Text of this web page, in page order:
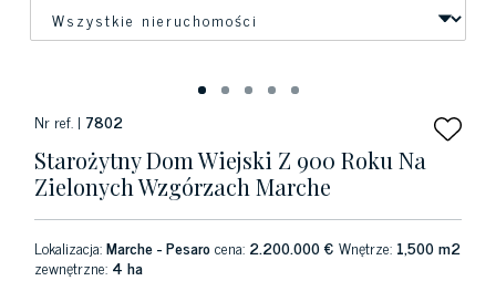
Nr ref. | 7802
Starożytny Dom Wiejski Z 900 Roku Na
Zielonych Wzgórzach Marche
Lokalizacja:Marche - Pesarocena: 2.200.000 € Wnętrze: 1,500 m2
zewnętrzne: 4 ha